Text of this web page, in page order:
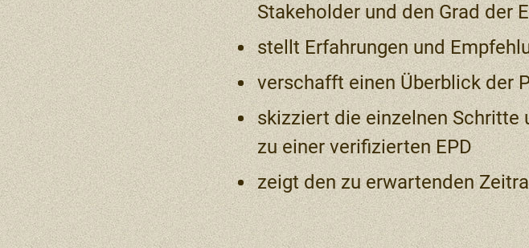
Stakeholder und den Grad der
stellt Erfahrungen und
verschafft einen Überblick der
skizziert die einzelnen Schritte
zu einer verifizierten EPD
zeigt den zu erwartenden